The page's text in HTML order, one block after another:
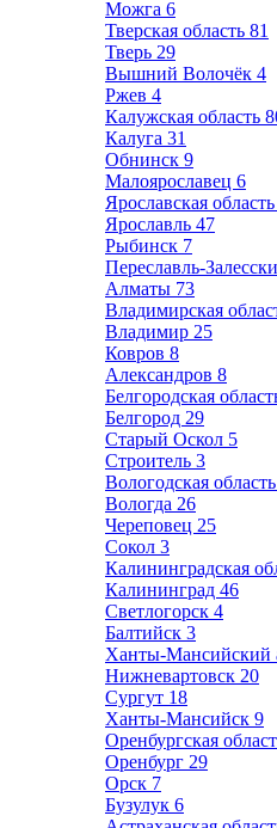
Можга 6
Тверская область 81
Тверь 29
Вышний Волочёк 4
Ржев 4
Калужская область
Калуга 31
Обнинск 9
Малоярославец 6
Ярославская область
Ярославль 47
Рыбинск 7
Переславль-
Алматы 73
Владимирская
Владимир 25
Ковров 8
Александров 8
Белгородская
Белгород 29
Старый Оскол 5
Строитель 3
Вологодская область
Вологда 26
Череповец 25
Сокол 3
Калининградская
Калининград 46
Светлогорск 4
Балтийск 3
Ханты-Мансийский
Нижневартовск 20
Сургут 18
Ханты-Мансийск 9
Оренбургская
Оренбург 29
Орск 7
Бузулук 6